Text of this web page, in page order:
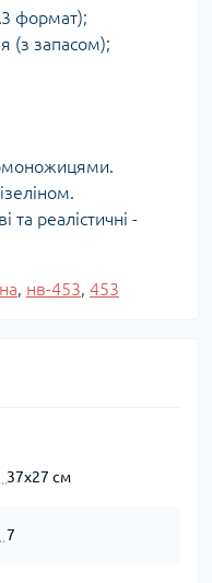
формат);
(з запасом);
та реалістичні -
, нв-453, 453
37x27 см
7